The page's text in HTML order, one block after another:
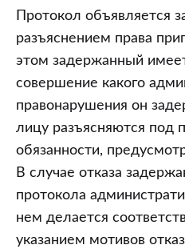
Протокол объявляется
разъяснением права
этом задержанный
совершение какого
правонарушения он
лицу разъясняются под
обязанности,
В случае отказа
протокола
нем делается
указанием мотивов